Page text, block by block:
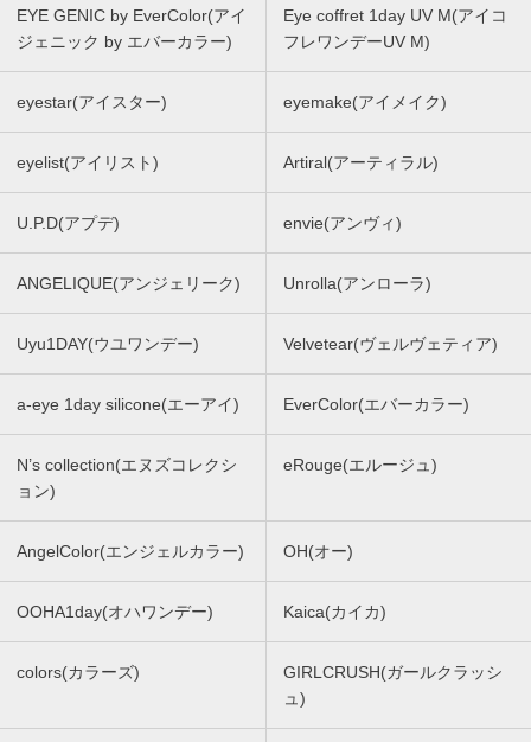
EYE GENIC by EverColor(アイ
ジェニック by エバーカラー)
Eye coffret 1day UV M(アイコ
フレワンデーUV M)
eyestar(アイスター) eyemake(アイメイク)
eyelist(アイリスト) Artiral(アーティラル)
U.P.D(アプデ) envie(アンヴィ)
ANGELIQUE(アンジェリーク) Unrolla(アンローラ)
Uyu1DAY(ウユワンデー) Velvetear(ヴェルヴェティア)
a-eye 1day silicone(エーアイ) EverColor(エバーカラー)
N’s collection(エヌズコレクシ
ョン)
eRouge(エルージュ)
AngelColor(エンジェルカラー) OH(オー)
OOHA1day(オハワンデー) Kaica(カイカ)
colors(カラーズ)
GIRLCRUSH(ガールクラッシ
ュ)